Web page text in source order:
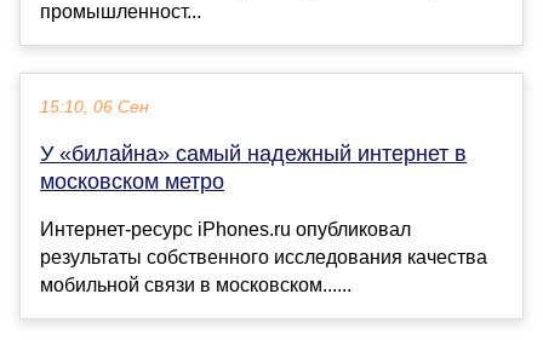
промышленност...
15:10, 06 Сен
У «билайна» самый надежный интернет в
московском метро
Интернет-ресурс iPhones.ru опубликовал
результаты собственного исследования качества
мобильной связи в московском......